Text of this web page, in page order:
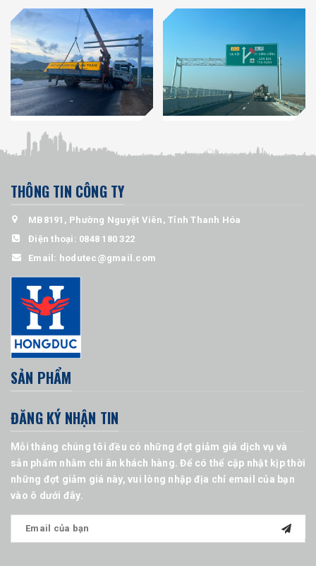
THÔNG TIN CÔNG TY
MB8191, Phường Nguyệt Viên, Tỉnh Thanh Hóa
Điện thoại: 0848 180 322
Email: hodutec@gmail.com
SẢN PHẨM
ĐĂNG KÝ NHẬN TIN
Mỗi tháng chúng tôi đều có những đợt giảm giá dịch vụ và
sản phẩm nhằm chi ân khách hàng. Để có thể cập nhật kịp thời
những đợt giảm giá này, vui lòng nhập địa chỉ email của bạn
vào ô dưới đây.